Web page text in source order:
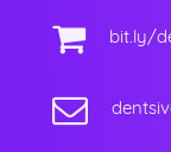
bit.ly/